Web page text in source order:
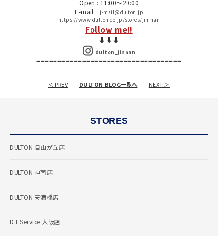
Open : 11:00～20:00
E-mail : j-mail@dulton.jp
https://www.dulton.co.jp/stores/jin-nan
Follow me!!
⬇︎⬇︎⬇︎
dulton_jinnan
===================================
＜ PREV DULTON BLOG一覧へ NEXT ＞
STORES
DULTON 自由が丘店
DULTON 神南店
DULTON 天満橋店
D.F.Service 大阪店